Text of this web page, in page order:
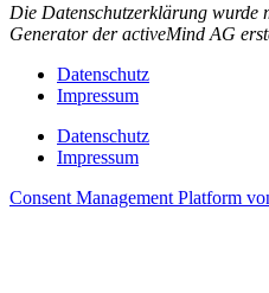
Die Datenschutzerklärung wurde
Generator der activeMind AG
Datenschutz
Impressum
Datenschutz
Impressum
Consent Management Platform